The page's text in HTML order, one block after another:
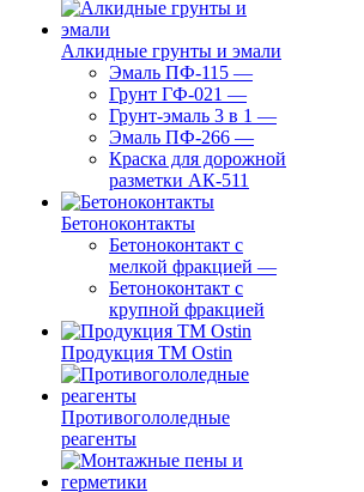
Алкидные грунты и эмали
Эмаль ПФ-115 —
Грунт ГФ-021 —
Грунт-эмаль 3 в 1 —
Эмаль ПФ-266 —
Краска для дорожной
разметки АК-511
Бетоноконтакты
Бетоноконтакт с
мелкой фракцией —
Бетоноконтакт с
крупной фракцией
Продукция ТМ Ostin
Противогололедные
реагенты